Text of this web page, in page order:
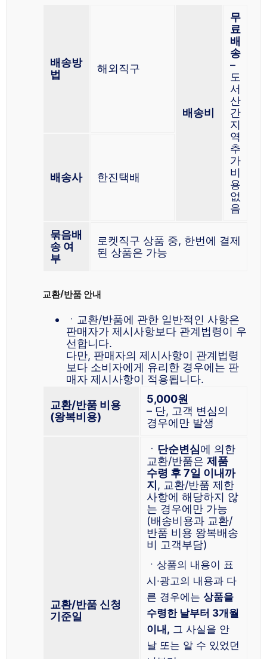
배송방
법
해외직구
배송비
무
료
배
송
–
도
서
산
간
지
역
추
가
비
용
없
음
배송사 한진택배
묶음배
송 여
부
로켓직구 상품 중, 한번에 결제
된 상품은 가능
교환/반품 안내
ㆍ교환/반품에 관한 일반적인 사항은
판매자가 제시사항보다 관계법령이 우
선합니다.
다만, 판매자의 제시사항이 관계법령
보다 소비자에게 유리한 경우에는 판
매자 제시사항이 적용됩니다.
교환/반품 비용
(왕복비용)
5,000원
– 단, 고객 변심의
경우에만 발생
교환/반품 신청
기준일
ㆍ 단순변심에 의한
교환/반품은 제품
수령 후 7일 이내까
지 , 교환/반품 제한
사항에 해당하지 않
는 경우에만 가능
(배송비용과 교환/
반품 비용 왕복배송
비 고객부담)
ㆍ상품의 내용이 표
시·광고의 내용과 다
른 경우에는 상품을
수령한 날부터 3개월
이내, 그 사실을 안
날 또는 알 수 있었던